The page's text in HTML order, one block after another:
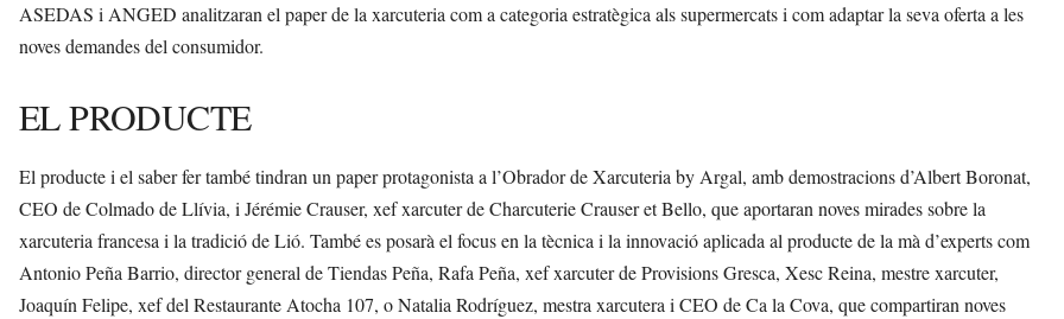
ASEDAS i ANGED analitzaran el paper de la xarcuteria com a categoria estratègica als supermercats i com adaptar la seva oferta a les
noves demandes del consumidor.
EL PRODUCTE
El producte i el saber fer també tindran un paper protagonista a l’Obrador de Xarcuteria by Argal, amb demostracions d’Albert Boronat,
CEO de Colmado de Llívia, i Jérémie Crauser, xef xarcuter de Charcuterie Crauser et Bello, que aportaran noves mirades sobre la
xarcuteria francesa i la tradició de Lió. També es posarà el focus en la tècnica i la innovació aplicada al producte de la mà d’experts com
Antonio Peña Barrio, director general de Tiendas Peña, Rafa Peña, xef xarcuter de Provisions Gresca, Xesc Reina, mestre xarcuter,
Joaquín Felipe, xef del Restaurante Atocha 107, o Natalia Rodríguez, mestra xarcutera i CEO de Ca la Cova, que compartiran noves